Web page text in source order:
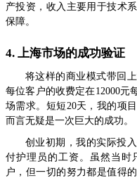
产投资，收入主要用于技术
保障。
4. 上海市场的成功验证
将这样的商业模式带回
每位客户的收费定在12000元
场需求。短短20天，我的项
而言无疑是一次巨大的成功。
创业初期，我的实际投
付护理员的工资。虽然当时
户，但一切的努力都是值得